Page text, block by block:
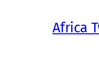
Africa